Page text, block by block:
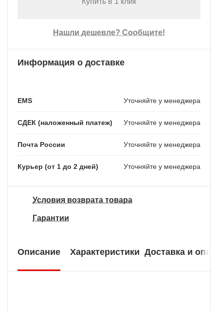
Нашли дешевле? Сообщите!
Информация о доставке
EMS Уточняйте у менеджера
СДЕК (наложенный платеж) Уточняйте у менеджера
Почта России Уточняйте у менеджера
Курьер (от 1 до 2 дней) Уточняйте у менеджера
Условия возврата товара
Гарантии
Описание Характеристики Доставка и